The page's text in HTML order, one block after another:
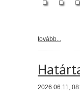
tovább...
2026.06.11,